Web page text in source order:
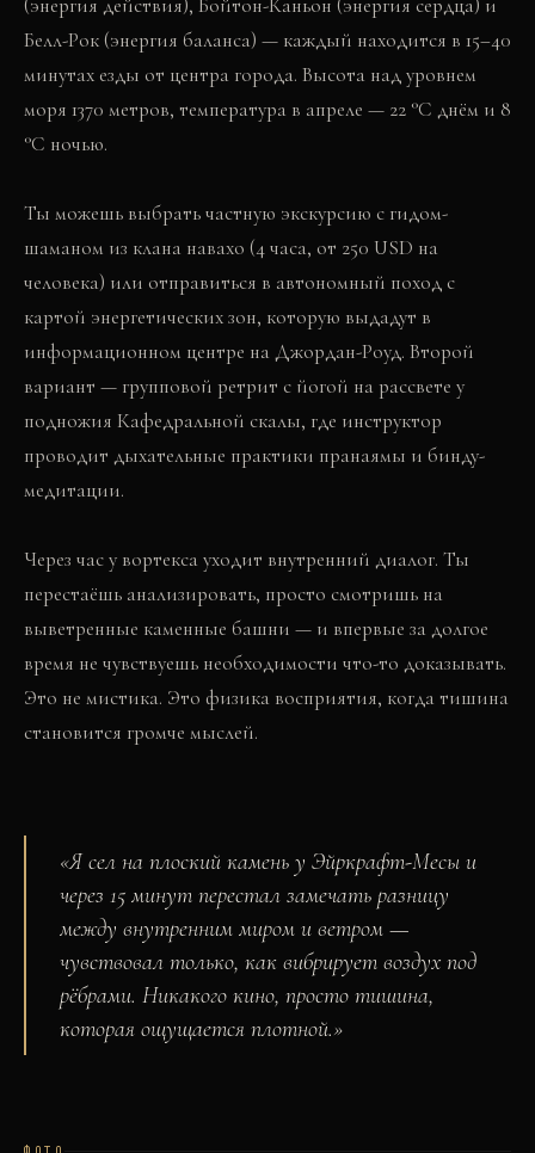
(энергия действия), Бойтон-Каньон (энергия сердца) и
Белл-Рок (энергия баланса) — каждый находится в 15–40
минутах езды от центра города. Высота над уровнем
моря 1370 метров, температура в апреле — 22 °C днём и 8
°C ночью.
Ты можешь выбрать частную экскурсию с гидом-
шаманом из клана навахо (4 часа, от 250 USD на
человека) или отправиться в автономный поход с
картой энергетических зон, которую выдадут в
информационном центре на Джордан-Роуд. Второй
вариант — групповой ретрит с йогой на рассвете у
подножия Кафедральной скалы, где инструктор
проводит дыхательные практики пранаямы и бинду-
медитации.
Через час у вортекса уходит внутренний диалог. Ты
перестаёшь анализировать, просто смотришь на
выветренные каменные башни — и впервые за долгое
время не чувствуешь необходимости что-то доказывать.
Это не мистика. Это физика восприятия, когда тишина
становится громче мыслей.
«Я сел на плоский камень у Эйркрафт-Месы и
через 15 минут перестал замечать разницу
между внутренним миром и ветром —
чувствовал только, как вибрирует воздух под
рёбрами. Никакого кино, просто тишина,
которая ощущается плотной.»